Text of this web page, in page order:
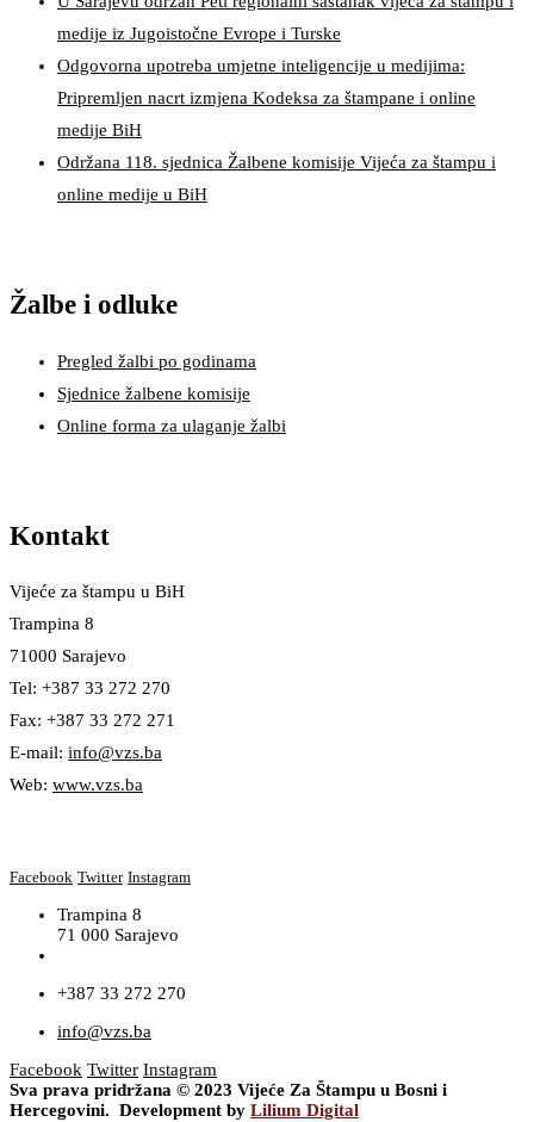
medije iz Jugoistočne Evrope i Turske
Odgovorna upotreba umjetne inteligencije u medijima:
Pripremljen nacrt izmjena Kodeksa za štampane i online
medije BiH
Održana 118. sjednica Žalbene komisije Vijeća za štampu i
online medije u BiH
Žalbe i odluke
Pregled žalbi po godinama
Sjednice žalbene komisije
Online forma za ulaganje žalbi
Kontakt
Vijeće za štampu u BiH
Trampina 8
71000 Sarajevo
Tel: +387 33 272 270
Fax: +387 33 272 271
E-mail: info@vzs.ba
Web: www.vzs.ba
Facebook Twitter Instagram
Trampina 8
71 000 Sarajevo
+387 33 272 270
info@vzs.ba
Facebook Twitter Instagram
Sva prava pridržana © 2023 Vijeće Za Štampu u Bosni i
Hercegovini. Development by Lilium Digital